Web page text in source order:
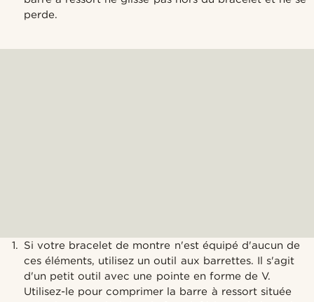
perde.
Si votre bracelet de montre n'est équipé d'aucun de
ces éléments, utilisez un outil aux barrettes. Il s'agit
d'un petit outil avec une pointe en forme de V.
Utilisez-le pour comprimer la barre à ressort située